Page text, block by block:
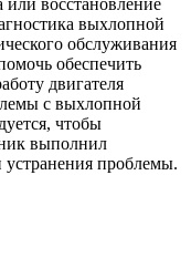
или восстановление
выхлопной
обслуживания
обеспечить
двигателя
с выхлопной
чтобы
выполнил
устранения проблемы.